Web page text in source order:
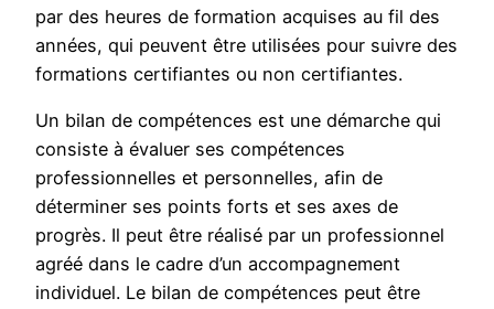
par des heures de formation acquises au fil des
années, qui peuvent être utilisées pour suivre des
formations certifiantes ou non certifiantes.
Un bilan de compétences est une démarche qui
consiste à évaluer ses compétences
professionnelles et personnelles, afin de
déterminer ses points forts et ses axes de
progrès. Il peut être réalisé par un professionnel
agréé dans le cadre d’un accompagnement
individuel. Le bilan de compétences peut être